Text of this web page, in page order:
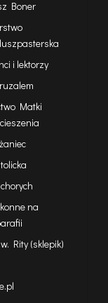
Boner
i lektorzy
Matki
na
Rity (sklepik)